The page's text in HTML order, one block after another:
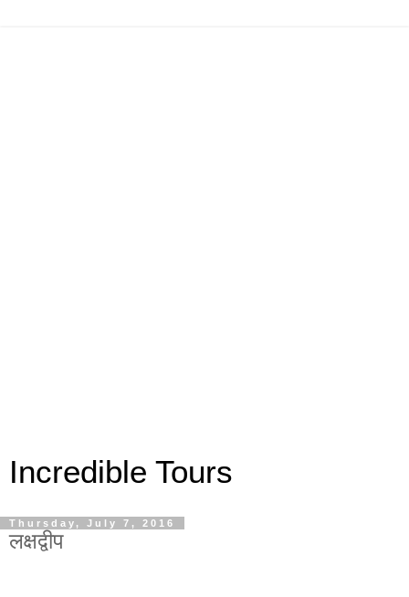
Incredible Tours
Thursday, July 7, 2016
लक्षद्वीप